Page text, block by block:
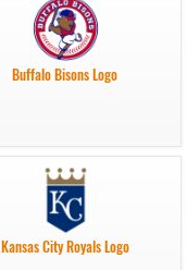
Buffalo Bisons Logo
Kansas City Royals Logo